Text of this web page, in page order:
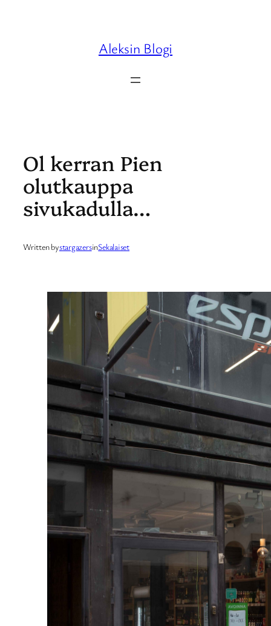
Aleksin Blogi
Ol kerran Pien
olutkauppa
sivukadulla…
Written bystargazersinSekalaiset